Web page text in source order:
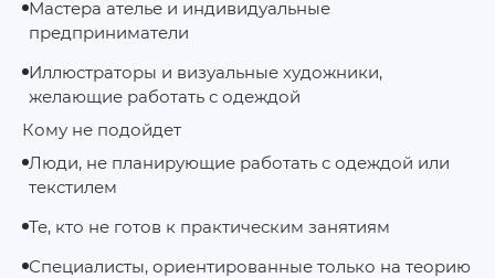
Мастера ателье и индивидуальные
предприниматели
Иллюстраторы и визуальные художники,
желающие работать с одеждой
Кому не подойдет
Люди, не планирующие работать с одеждой или
текстилем
Те, кто не готов к практическим занятиям
Специалисты, ориентированные только на теорию